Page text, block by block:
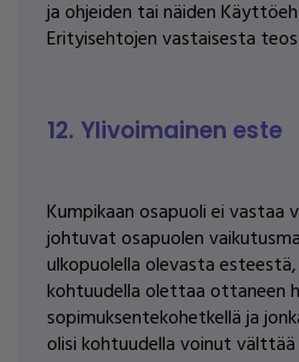
ja ohjeiden tai näiden
Erityisehtojen vastaisesta
12. Ylivoimainen este
Kumpikaan osapuoli ei vastaa
johtuvat osapuolen
ulkopuolella olevasta
kohtuudella olettaa ottaneen
sopimuksentekohetkellä ja
olisi kohtuudella voinut